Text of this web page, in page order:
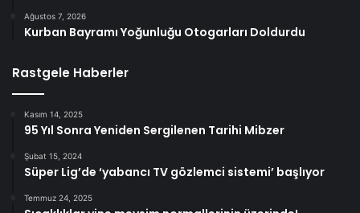
Ağustos 7, 2026
Kurban Bayramı Yoğunluğu Otogarları Doldurdu
Rastgele Haberler
Kasım 14, 2025
95 Yıl Sonra Yeniden Sergilenen Tarihi Mibzer
Şubat 15, 2024
Süper Lig’de ‘yabancı TV gözlemci sistemi’ başlıyor
Temmuz 24, 2025